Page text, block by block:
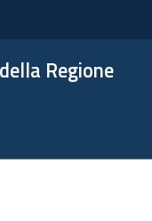
Regione